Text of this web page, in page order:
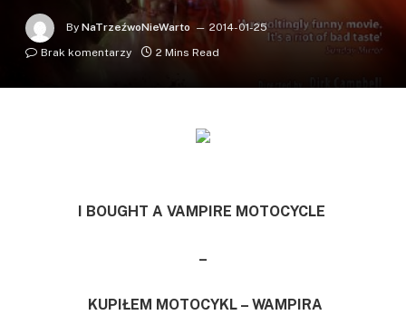
By NaTrzeźwoNieWarto
2014-01-25
Brak komentarzy
2 Mins Read
I BOUGHT A VAMPIRE MOTOCYCLE
–
KUPIŁEM MOTOCYKL – WAMPIRA